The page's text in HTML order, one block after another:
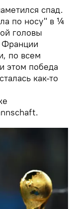
спад.
по носу" в ¼
головы
Франции
по всем
этом победа
как-то